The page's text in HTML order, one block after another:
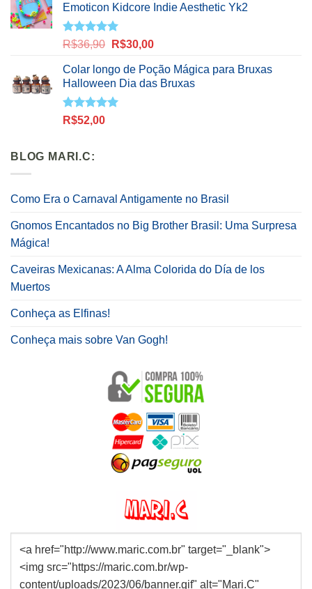
Emoticon Kidcore Indie Aesthetic Yk2
Avaliação
R$36,90 O
original
era:
R$36,90.
R$30,00O
atual
é:
Colar longo de Poção Mágica para Bruxas
Halloween Dia das Bruxas
Avaliação
R$52,00
BLOG MARI.C:
Como Era o Carnaval Antigamente no Brasil
Gnomos Encantados no Big Brother Brasil: Uma Surpresa
Mágica!
Caveiras Mexicanas: A Alma Colorida do Día de los
Muertos
Conheça as Elfinas!
Conheça mais sobre Van Gogh!